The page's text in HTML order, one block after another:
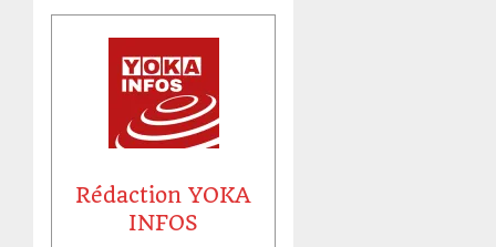
Rédaction YOKA
INFOS